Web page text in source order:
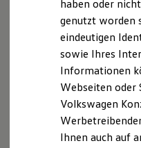
Unser
Reichweite &
Förderung &
Die angegebenen
sich nicht auf ein
des Angebots, sondern
zwischen den
Zusatzausstattungen
usw.) können
Rollwiderstand und
Witterungs- und
individuellen
haben oder
genutzt worden
eindeutigen
sowie Ihres
Informationen
Webseiten oder
Volkswagen
Ihnen auch auf